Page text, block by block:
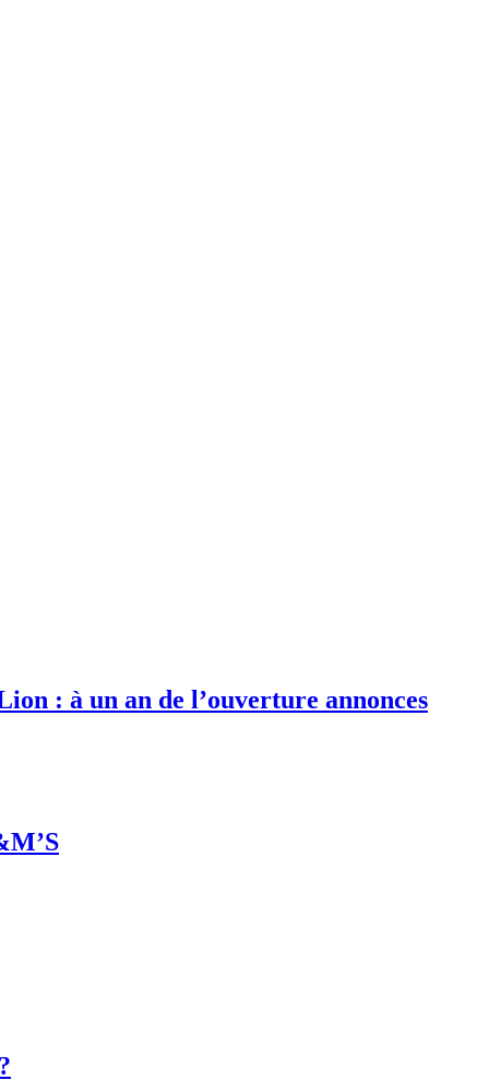
: à un an de l’ouverture annonces